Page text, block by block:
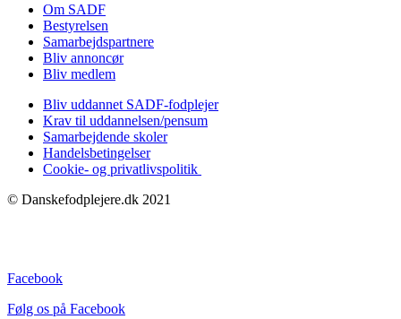
Om SADF
Bestyrelsen
Samarbejdspartnere
Bliv annoncør
Bliv medlem
Bliv uddannet SADF-fodplejer
Krav til uddannelsen/pensum
Samarbejdende skoler
Handelsbetingelser
Cookie- og privatlivspolitik
© Danskefodplejere.dk 2021
Facebook
Følg os på Facebook